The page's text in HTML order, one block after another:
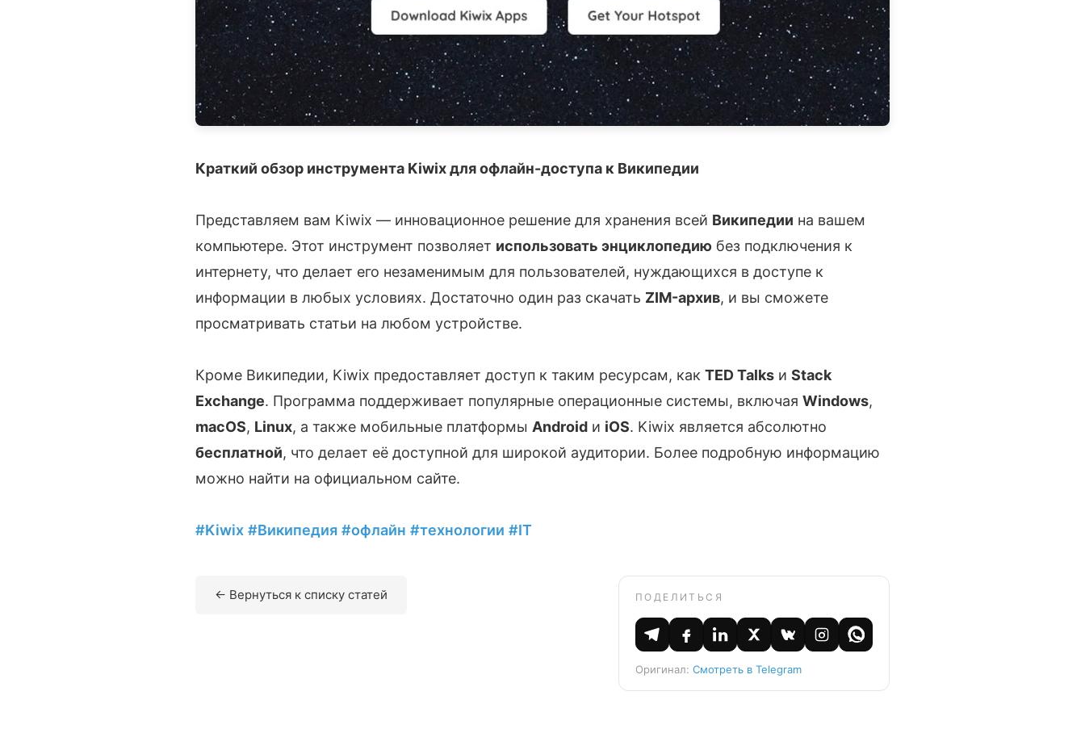
Краткий обзор инструмента Kiwix для офлайн-доступа к Википедии
Представляем вам Kiwix — инновационное решение для хранения всей Википедии на вашем
компьютере. Этот инструмент позволяет использовать энциклопедию без подключения к
интернету, что делает его незаменимым для пользователей, нуждающихся в доступе к
информации в любых условиях. Достаточно один раз скачать ZIM-архив, и вы сможете
просматривать статьи на любом устройстве.
Кроме Википедии, Kiwix предоставляет доступ к таким ресурсам, как TED Talks и Stack
Exchange. Программа поддерживает популярные операционные системы, включая Windows,
macOS, Linux, а также мобильные платформы Android и iOS. Kiwix является абсолютно
бесплатной, что делает её доступной для широкой аудитории. Более подробную информацию
можно найти на официальном сайте.
#Kiwix #Википедия #офлайн #технологии #IT
← Вернуться к списку статей ПОДЕЛИТЬСЯ
Оригинал: Смотреть в Telegram